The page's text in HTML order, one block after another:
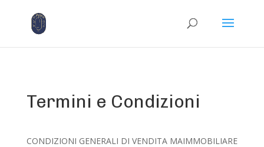
Termini e Condizioni
CONDIZIONI GENERALI DI VENDITA MAIMMOBILIARE